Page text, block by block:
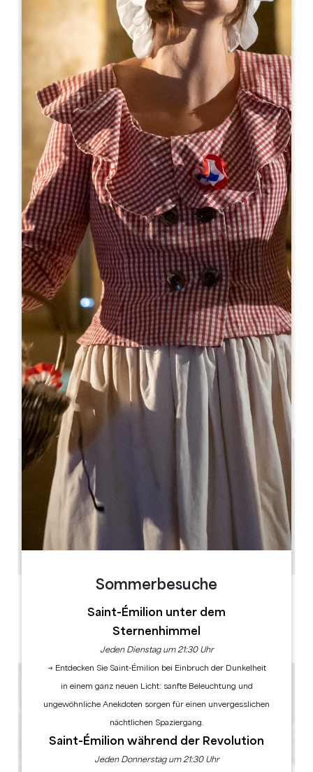
Leaflet
30€
Oenanim - Escape Wine et initiation à
l'oenologie en cru classé
Château Balestard la Tonnelle - Salle voûtée
33330 SAINT-EMILION
06 31 82 43 66
06 31 82 43 66
contact@oenanim.fr
Kapazität U-förmiger Raum : 150
Raumkapazität in Theater : 200
Kapazität Wohnraum : 200
MONAT DER ERÖFFNUNG
J F M A M J J A S O N D
TAGE DER ÖFFNUNG
D M
AM
PM
AM
PM
S
PM
1.4 km
10h - 19h
10h30, 14h, 16h30 pour l'escapewine classique, 10h
et 13h30 pour la version junior.
de 1h à 2h selon l'atelier choisi
30 Stunde(n) vor der Aufführung
Sommerbesuche
Saint-Émilion unter dem
Sternenhimmel
Jeden Dienstag um 21:30 Uhr
→ Entdecken Sie Saint-Émilion bei Einbruch der Dunkelheit
in einem ganz neuen Licht: sanfte Beleuchtung und
ungewöhnliche Anekdoten sorgen für einen unvergesslichen
nächtlichen Spaziergang.
Saint-Émilion während der Revolution
Jeden Donnerstag um 21:30 Uhr